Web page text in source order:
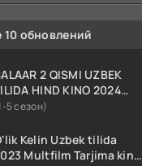
обновлений
2 QISMI UZBEK
HIND KINO 2024
720p HD Skachat
5 сезон)
Kelin Uzbek tilida
Multfilm Tarjima kino